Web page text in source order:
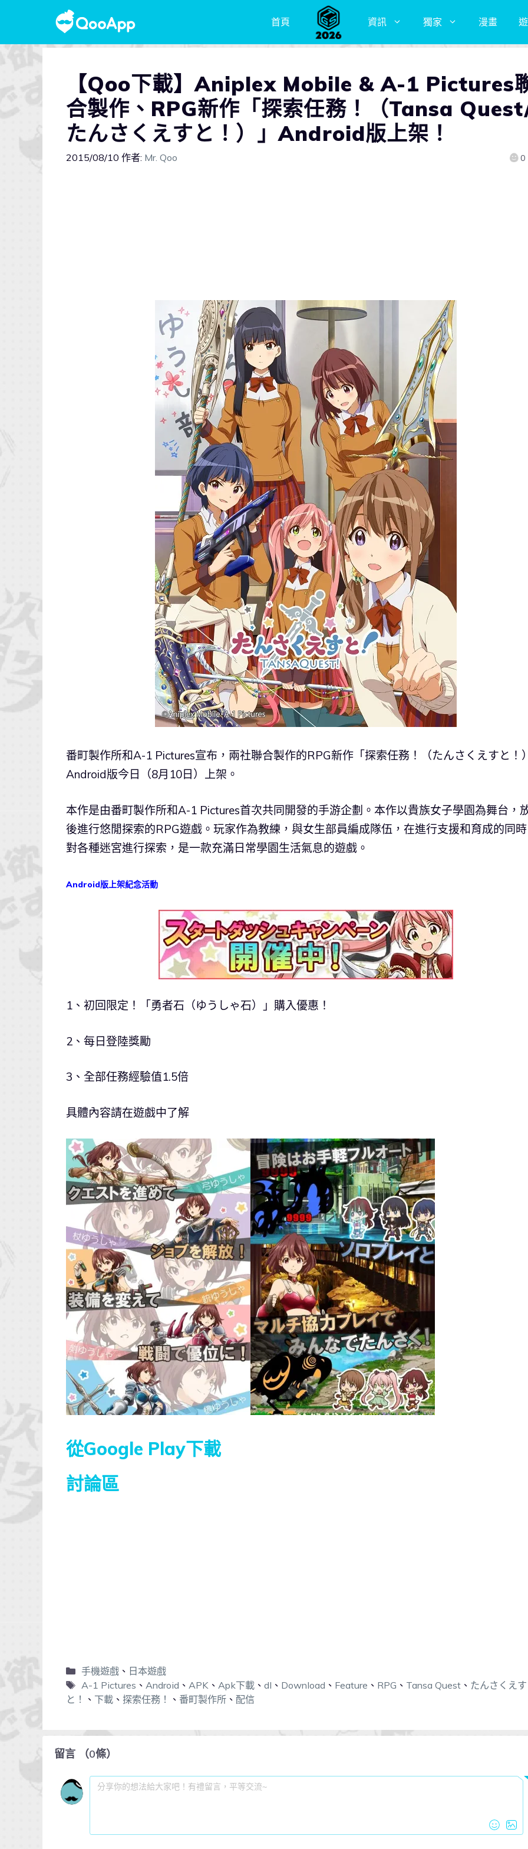
首頁 資訊 獨家 漫畫
【Qoo下載】Aniplex Mobile & A-1 Pictures
合製作、RPG新作「探索任務！（Tansa
たんさくえすと！）」Android版上架！
2015/08/10 作者: Mr. Qoo 0
番町製作所和A-1 Pictures宣布，兩社聯合製作的RPG新作「探索任務！（たんさくえすと！
Android版今日（8月10日）上架。
本作是由番町製作所和A-1 Pictures首次共同開發的手游企劃。本作以貴族女子學園為舞台，
後進行悠閒探索的RPG遊戲。玩家作為教練，與女生部員編成隊伍，在進行支援和育成的同
對各種迷宮進行探索，是一款充滿日常學園生活氣息的遊戲。
Android版上架紀念活動
1、初回限定！「勇者石（ゆうしゃ石）」購入優惠！
2、每日登陸獎勵
3、全部任務經驗值1.5倍
具體內容請在遊戲中了解
從Google Play下載
討論區
手機遊戲、 日本遊戲
A-1 Pictures 、 Android 、 APK 、 Apk下載、 dl 、 Download 、 Feature 、 RPG 、 Tansa Quest、 たんさくえす
と！
、 下載 、 探索任務！ 、 番町製作所 、 配信
留言 （0條）